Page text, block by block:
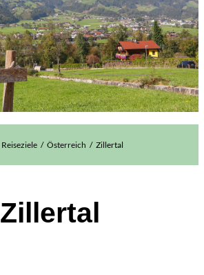
Reiseziele Österreich Zillertal
Zillertal